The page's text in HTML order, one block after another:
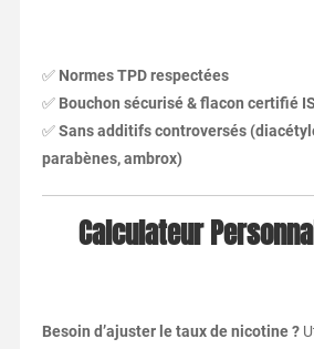
✅ Normes TPD respectées
✅ Bouchon sécurisé & flacon certifié
✅Sans additifs controversés
parabènes, ambrox)
Calculateur
Besoin d’ajuster le taux de nicotine ?